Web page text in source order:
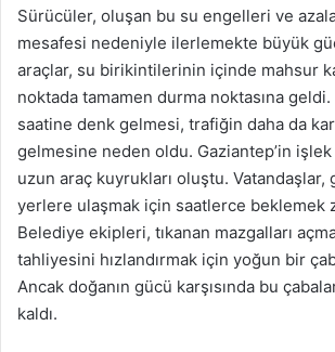
Sürücüler, oluşan bu su engelleri ve
mesafesi nedeniyle ilerlemekte büyük
araçlar, su birikintilerinin içinde mahsur
noktada tamamen durma noktasına geldi.
saatine denk gelmesi, trafiğin daha da
gelmesine neden oldu. Gaziantep’in
uzun araç kuyrukları oluştu. Vatandaşlar,
yerlere ulaşmak için saatlerce beklemek
Belediye ekipleri, tıkanan mazgalları
tahliyesini hızlandırmak için yoğun bir
Ancak doğanın gücü karşısında bu
kaldı.